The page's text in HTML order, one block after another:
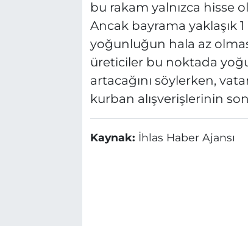
bu rakam yalnızca hisse
Ancak bayrama yaklaşık
yoğunluğun hala az
üreticiler bu noktada
artacağını söylerken,
kurban alışverişlerinin
Kaynak: İhlas Haber Ajansı